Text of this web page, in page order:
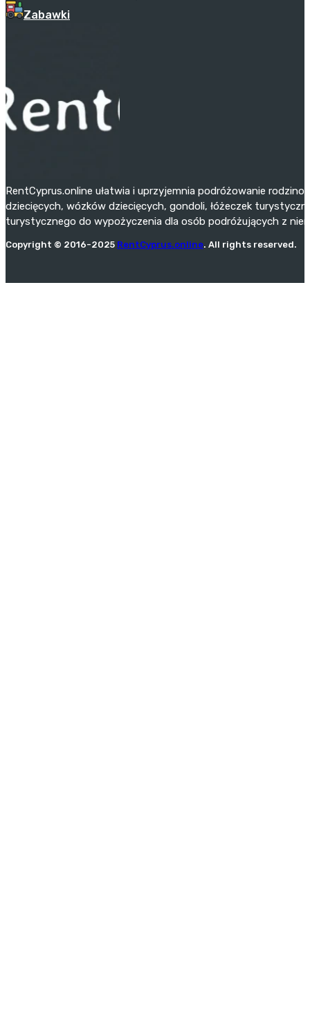
Zabawki
RentCyprus.online ułatwia i uprzyjemnia podróżowanie
dziecięcych, wózków dziecięcych, gondoli, łóżeczek
turystycznego do wypożyczenia dla osób podróżujących z
Copyright © 2016-2025 RentCyprus.online. All rights reserved.